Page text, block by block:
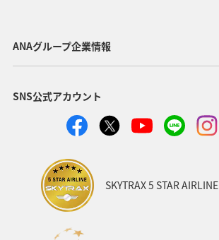
ANAグループ企業情報
SNS公式アカウント
SKYTRAX 5 STAR AIRLINE